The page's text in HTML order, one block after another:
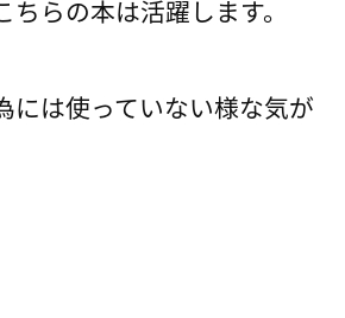
ちらの本は活躍します。
には使っていない様な気が